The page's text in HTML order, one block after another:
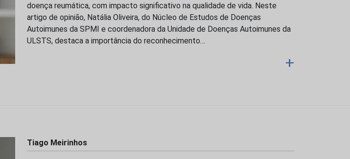
doença reumática, com impacto significativo na qualidade de vida. Neste
artigo de opinião, Natália Oliveira, do Núcleo de Estudos de Doenças
Autoimunes da SPMI e coordenadora da Unidade de Doenças Autoimunes da
ULSTS, destaca a importância do reconhecimento…
+
Tiago Meirinhos